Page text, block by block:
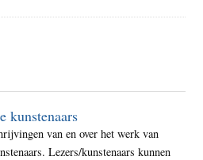
kunstenaars
van en over het werk van
Lezers/kunstenaars kunnen